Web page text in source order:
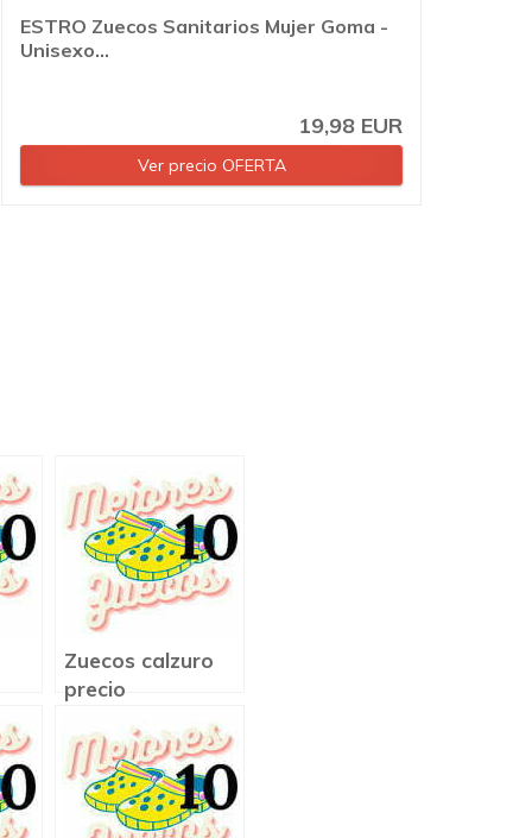
ESTRO Zuecos Sanitarios Mujer Goma -
Unisexo...
19,98 EUR
Ver precio OFERTA
Zuecos calzuro
precio